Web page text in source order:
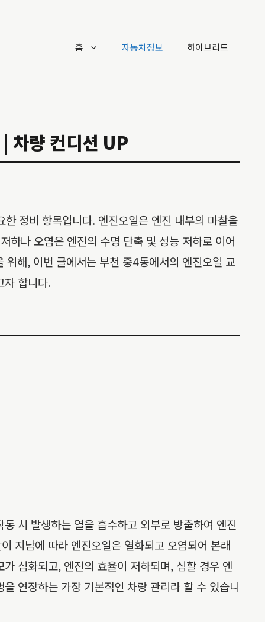
홈 자동차정보 하이브리드
차량 컨디션 UP
정비 항목입니다. 엔진오일은 엔진 내부의 마찰을
하나 오염은 엔진의 수명 단축 및 성능 저하로 이어
해, 이번 글에서는 부천 중4동에서의 엔진오일 교
자 합니다.
시 발생하는 열을 흡수하고 외부로 방출하여 엔진
지남에 따라 엔진오일은 열화되고 오염되어 본래
심화되고, 엔진의 효율이 저하되며, 심할 경우 엔
연장하는 가장 기본적인 차량 관리라 할 수 있습니